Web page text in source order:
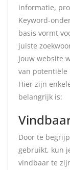
informatie,
Keyword-
basis vormt
juiste
jouw website
van potentiële
Hier zijn
belangrijk is:
Door te
gebruikt, kun
vindbaar te